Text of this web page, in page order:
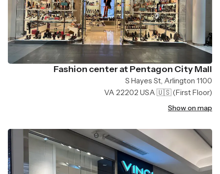
Fashion center at Pentagon City Mall
1100 S Hayes St, Arlington
VA 22202 USA 🇺🇸(First Floor)
Show on map